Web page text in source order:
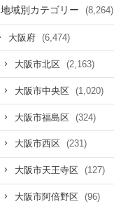
地域別カテゴリー (8,264)
大阪府 (6,474)
大阪市北区 (2,163)
大阪市中央区 (1,020)
大阪市福島区 (324)
大阪市西区 (231)
大阪市天王寺区 (127)
大阪市阿倍野区 (96)